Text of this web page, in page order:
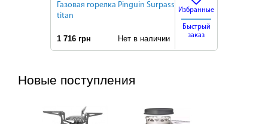
Газовая горелка Pinguin Surpass
titan
1 716 грн Нет в наличии
Избранные
Быстрый
заказ
Новые поступления